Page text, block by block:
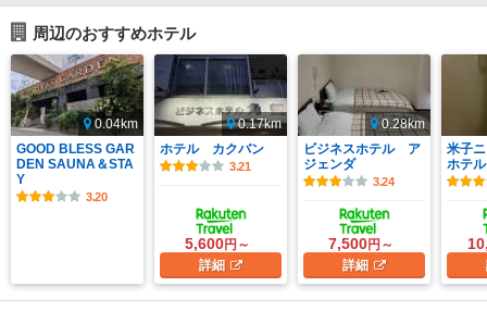
周辺のおすすめホテル
0.04km
GOOD BLESS GAR
DEN SAUNA＆STA
Y
3.20
0.17km
ホテル カクバン
3.21
5,600円～
詳細
0.28km
ビジネスホテル ア
ジェンダ
3.24
7,500円～
詳細
米子
ホテル